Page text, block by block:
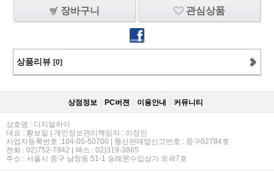
장바구니 관심상품
상품리뷰 [0]
상점정보 PC버젼 이용안내 커뮤니티
상호명 : 디지털하이
대표 : 황보일 | 개인정보관리책임자 : 이정민
사업자등록번호 :104-05-50700 | 통신판매업신고번호 : 중구02784호
전화 : 02)752-7942 | 팩스 : 02)319-3865
주소 : 서울시 중구 남창동 51-1 숭례문수입상가 외곽7호